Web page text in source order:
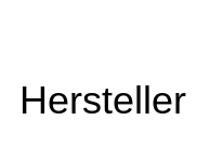
Hersteller